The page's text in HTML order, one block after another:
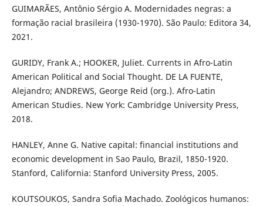
GUIMARÃES, Antônio Sérgio A. Modernidades negras: a
formação racial brasileira (1930-1970). São Paulo: Editora 34,
2021.
GURIDY, Frank A.; HOOKER, Juliet. Currents in Afro-Latin
American Political and Social Thought. DE LA FUENTE,
Alejandro; ANDREWS, George Reid (org.). Afro-Latin
American Studies. New York: Cambridge University Press,
2018.
HANLEY, Anne G. Native capital: financial institutions and
economic development in Sao Paulo, Brazil, 1850-1920.
Stanford, California: Stanford University Press, 2005.
KOUTSOUKOS, Sandra Sofia Machado. Zoológicos humanos: